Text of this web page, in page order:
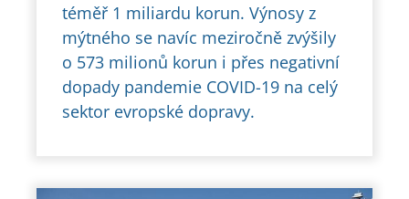
téměř 1 miliardu korun. Výnosy z
mýtného se navíc meziročně zvýšily
o 573 milionů korun i přes negativní
dopady pandemie COVID-19 na celý
sektor evropské dopravy.